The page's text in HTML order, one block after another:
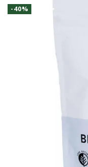
-40%